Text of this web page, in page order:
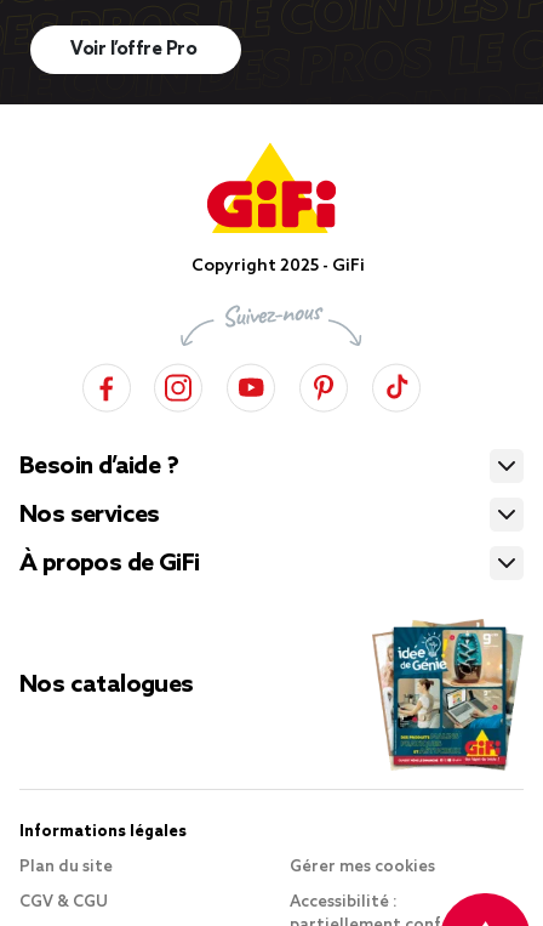
Voir l’offre Pro
Copyright 2025 - GiFi
Besoin d’aide ?
Nos services
À propos de GiFi
Nos catalogues
Informations légales
Plan du site
CGV & CGU
Gérer mes cookies
Accessibilité :